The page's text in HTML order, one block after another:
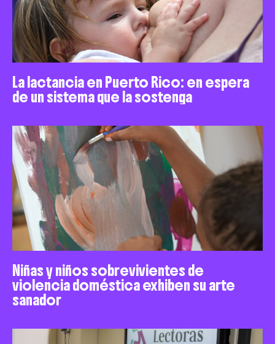
La lactancia en Puerto Rico: en espera
de un sistema que la sostenga
Niñas y niños sobrevivientes de
violencia doméstica exhiben su arte
sanador